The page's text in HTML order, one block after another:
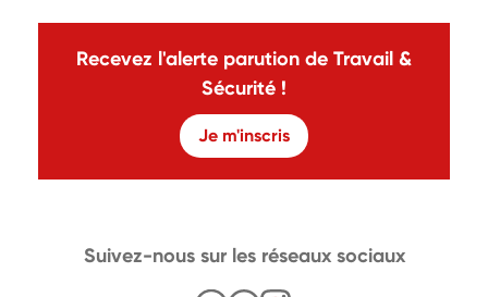
Recevez l'alerte parution de Travail &
Sécurité !
Je m'inscris
Suivez-nous sur les réseaux sociaux